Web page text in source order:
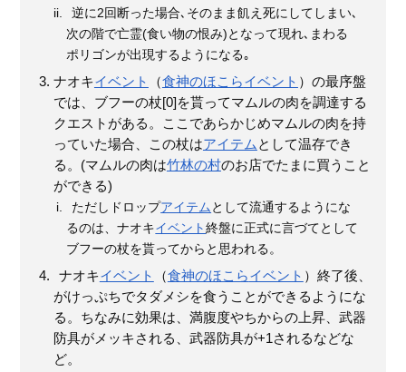
逆に2回断った場合､そのまま飢え死にしてしまい､
次の階で亡霊(食い物の恨み)となって現れ､まわる
ポリゴンが出現するようになる｡
ナオキイベント （食神のほこらイベント ）の最序盤
では、ブフーの杖[0]を貰ってマムルの肉を調達する
クエストがある。ここであらかじめマムルの肉を持
っていた場合、この杖はアイテム として温存でき
る。(マムルの肉は竹林の村のお店でたまに買うこと
ができる)
ただしドロップアイテム として流通するようにな
るのは、ナオキイベント終盤に正式に言づてとして
ブフーの杖を貰ってからと思われる。
ナオキイベント （食神のほこらイベント ）終了後、
がけっぷちでタダメシを食うことができるようにな
る。ちなみに効果は、満腹度やちからの上昇、武器
防具がメッキされる、武器防具が+1されるなどな
ど。